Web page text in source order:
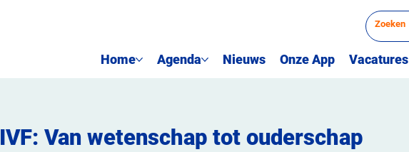
Home Agenda Nieuws Onze App Vacatures
IVF: Van wetenschap tot ouderschap